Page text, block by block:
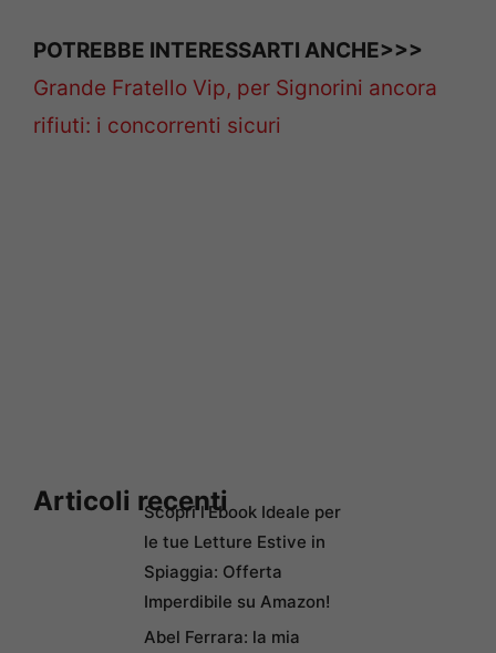
POTREBBE INTERESSARTI ANCHE>>>
Grande Fratello Vip, per Signorini ancora
rifiuti: i concorrenti sicuri
Articoli recentiScopri l’Ebook Ideale per
le tue Letture Estive in
Spiaggia: Offerta
Imperdibile su Amazon!
Abel Ferrara: la mia